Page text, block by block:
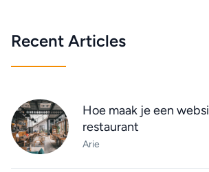
Recent Articles
Hoe maak je een
restaurant
Arie